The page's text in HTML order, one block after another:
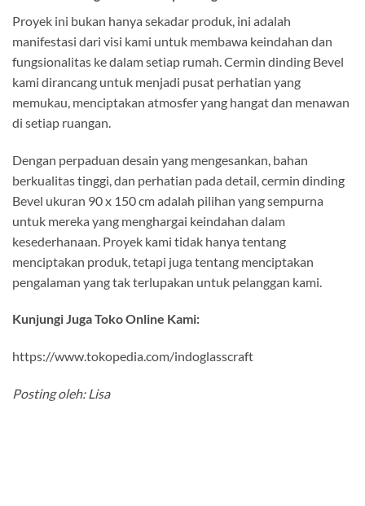
Proyek ini bukan hanya sekadar produk, ini adalah
manifestasi dari visi kami untuk membawa keindahan dan
fungsionalitas ke dalam setiap rumah. Cermin dinding Bevel
kami dirancang untuk menjadi pusat perhatian yang
memukau, menciptakan atmosfer yang hangat dan menawan
di setiap ruangan.
Dengan perpaduan desain yang mengesankan, bahan
berkualitas tinggi, dan perhatian pada detail, cermin dinding
Bevel ukuran 90 x 150 cm adalah pilihan yang sempurna
untuk mereka yang menghargai keindahan dalam
kesederhanaan. Proyek kami tidak hanya tentang
menciptakan produk, tetapi juga tentang menciptakan
pengalaman yang tak terlupakan untuk pelanggan kami.
Kunjungi Juga Toko Online Kami:
https://www.tokopedia.com/indoglasscraft
Posting oleh: Lisa